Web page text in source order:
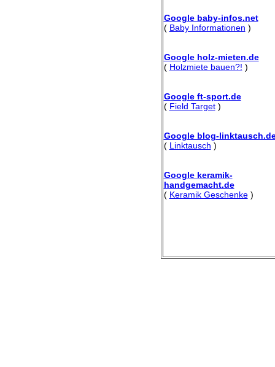
Google baby-infos.net
( Baby Informationen )
Google holz-mieten.de
( Holzmiete bauen?! )
Google ft-sport.de
( Field Target)
Google blog-
( Linktausch )
Google keramik-
handgemacht.de
( Keramik Geschenke)